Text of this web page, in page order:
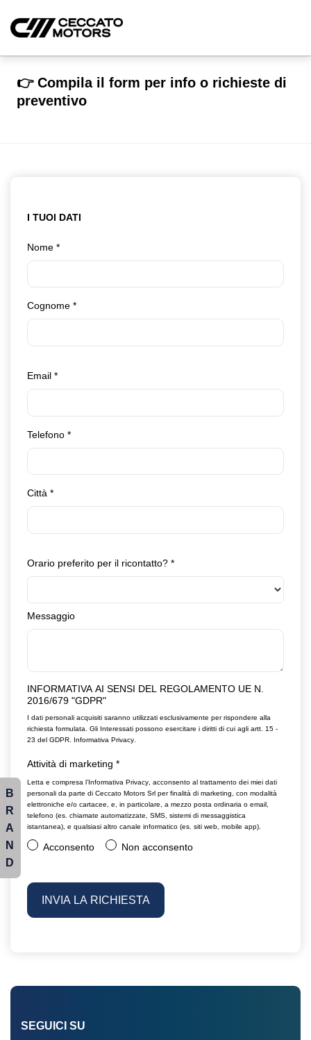
👉 Compila il form per info o richieste di
preventivo
I TUOI DATI
Nome *
Cognome *
Email *
Telefono *
Città *
Orario preferito per il ricontatto? *
Messaggio
INFORMATIVA AI SENSI DEL REGOLAMENTO UE N.
2016/679 "GDPR"
I dati personali acquisiti saranno utilizzati esclusivamente per rispondere alla
richiesta formulata. Gli Interessati possono esercitare i diritti di cui agli artt. 15 -
23 del GDPR.
Informativa Privacy.
Attività di marketing *
Letta e compresa l’ Informativa Privacy, acconsento al trattamento dei miei dati
personali da parte di Ceccato Motors Srl per finalità di marketing, con modalità
elettroniche e/o cartacee, e, in particolare, a mezzo posta ordinaria o email,
telefono (es. chiamate automatizzate, SMS, sistemi di messaggistica
istantanea), e qualsiasi altro canale informatico (es. siti web, mobile app).
Acconsento Non acconsento
SEGUICI SU
B
R
A
N
D